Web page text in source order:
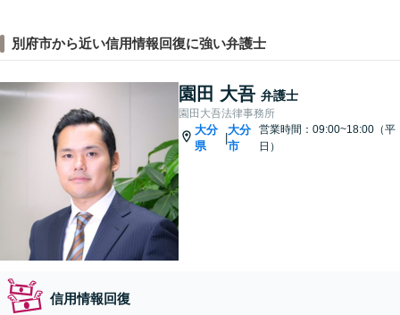
別府市から近い信用情報回復に強い弁護士
園田 大吾 弁護士
園田大吾法律事務所
大分
県
|
大分
市
営業時間：09:00~18:00（平
日）
信用情報回復